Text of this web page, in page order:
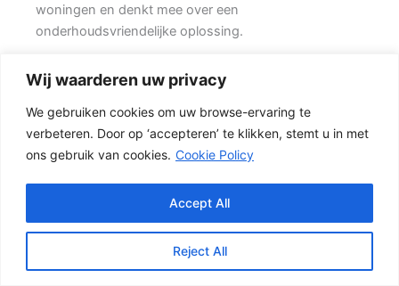
Wij waarderen uw privacy
We gebruiken cookies om uw browse-ervaring te
verbeteren. Door op ‘accepteren’ te klikken, stemt u in met
ons gebruik van cookies. Cookie Policy
Reject All
Accept All
woningen en denkt mee over een
onderhoudsvriendelijke oplossing.
Een goede schutting begint bij een duidelijke keuze.
Wilt u vooral privacy, dan is een dichte schutting
meestal de beste keuze. Daarom is persoonlijk advies
vaak beter dan alleen online een standaardprijs
bekijken.
De juiste keuze voor uw tuin
Voor veel klanten is een hout-beton schutting de
meest gekozen oplossing. {De betonnen onderzijde